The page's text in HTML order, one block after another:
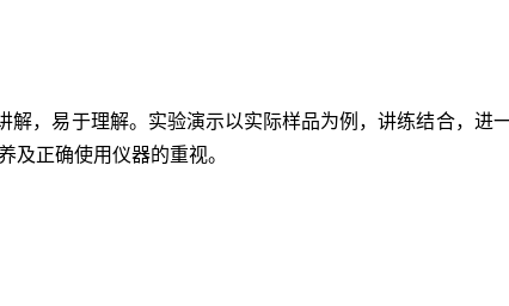
解，易于理解。实验演示以实际样品为例，讲练结合，进
及正确使用仪器的重视。